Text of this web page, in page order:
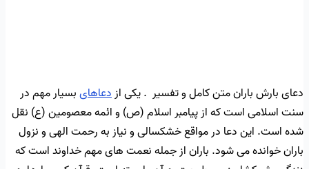
دعای بارش باران متن کامل و تفسیر . یکی ازدعاهایبسیار مهم در
سنت اسلامی است که از پیامبر اسلام (ص) و ائمه معصومین (ع) نقل
شده است. این دعا در مواقع خشکسالی و نیاز به رحمت الهی و نزول
باران خوانده می شود. باران از جمله نعمت های مهم خداوند است که